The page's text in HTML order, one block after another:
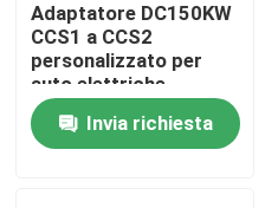
Casa
Adaptatore DC150KW
CCS1 a CCS2
personalizzato per
auto elettriche
Invia richiesta